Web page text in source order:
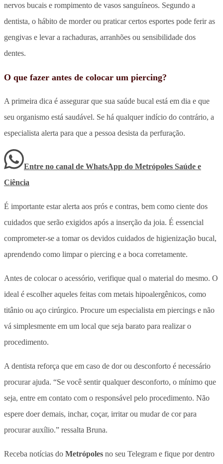
nervos bucais e rompimento de vasos sanguíneos. Segundo a
dentista, o hábito de morder ou praticar certos esportes pode ferir as
gengivas e levar a rachaduras, arranhões ou sensibilidade dos
dentes.
O que fazer antes de colocar um piercing?
A primeira dica é assegurar que sua saúde bucal está em dia e que
seu organismo está saudável. Se há qualquer indício do contrário, a
especialista alerta para que a pessoa desista da perfuração.
Entre no canal de WhatsApp do Metrópoles Saúde e
Ciência
É importante estar alerta aos prós e contras, bem como ciente dos
cuidados que serão exigidos após a inserção da joia. É essencial
comprometer-se a tomar os devidos cuidados de higienização bucal,
aprendendo como limpar o piercing e a boca corretamente.
Antes de colocar o acessório, verifique qual o material do mesmo. O
ideal é escolher aqueles feitas com metais hipoalergênicos, como
titânio ou aço cirúrgico. Procure um especialista em piercings e não
vá simplesmente em um local que seja barato para realizar o
procedimento.
A dentista reforça que em caso de dor ou desconforto é necessário
procurar ajuda. “Se você sentir qualquer desconforto, o mínimo que
seja, entre em contato com o responsável pelo procedimento. Não
espere doer demais, inchar, coçar, irritar ou mudar de cor para
procurar auxílio.” ressalta Bruna.
Receba notícias do Metrópoles no seu Telegram e fique por dentro